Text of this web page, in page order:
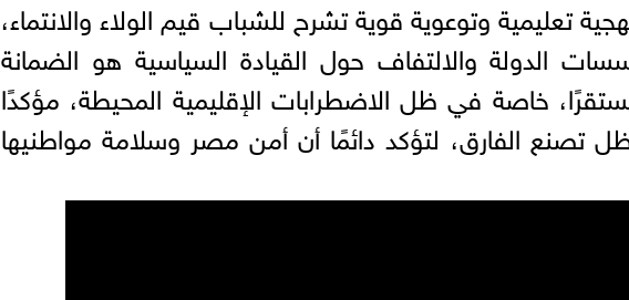
تعليمية وتوعوية قوية تشرح للشباب قيم الولاء والانتماء،
الدولة والالتفاف حول القيادة السياسية هو الضمانة
خاصة في ظل الاضطرابات الإقليمية المحيطة، مؤكدًا
تصنع الفارق، لتؤكد دائمًا أن أمن مصر وسلامة مواطنيها